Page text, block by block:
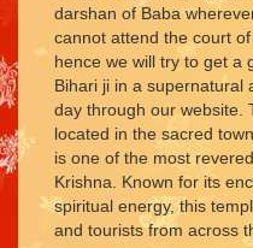
darshan of Baba
cannot attend the court
hence we will try to get a
Bihari ji in a supernatural
day through our website.
located in the sacred
is one of the most
Krishna. Known for its
spiritual energy, this
and tourists from across